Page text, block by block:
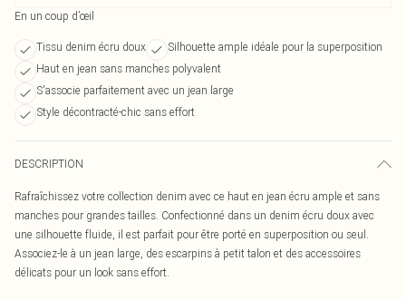
En un coup d’œil
Tissu denim écru doux
Silhouette ample idéale pour la superposition
Haut en jean sans manches polyvalent
S'associe parfaitement avec un jean large
Style décontracté-chic sans effort
DESCRIPTION
Rafraîchissez votre collection denim avec ce haut en jean écru ample et sans
manches pour grandes tailles. Confectionné dans un denim écru doux avec
une silhouette fluide, il est parfait pour être porté en superposition ou seul.
Associez-le à un jean large, des escarpins à petit talon et des accessoires
délicats pour un look sans effort.